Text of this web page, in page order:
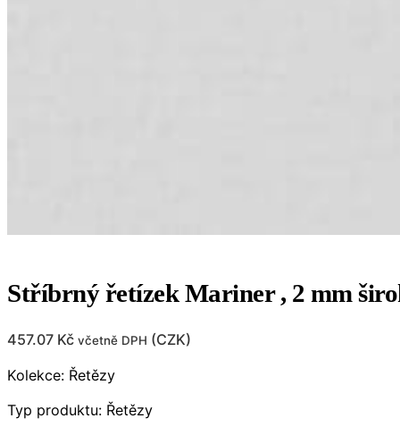
Stříbrný řetízek Mariner , 2 mm
457.07 Kč včetně DPH (CZK)
Kolekce: Řetězy
Typ produktu: Řetězy